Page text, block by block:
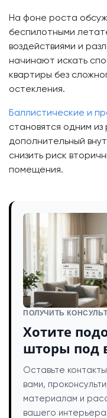
На фоне роста
беспилотными
воздействиями и
начинают искать
квартиры без
остекления.
Баллистические и
становятся одним
дополнительный
снизить риск
помещения.
ПОЛУЧИТЬ
Хотите
шторы под
Оставьте
вами,
материалам и
вашего